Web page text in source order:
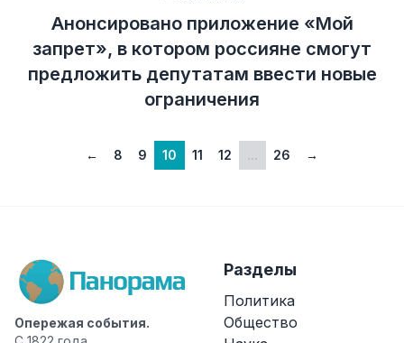
Анонсировано приложение «Мой
запрет», в котором россияне смогут
предложить депутатам ввести новые
ограничения
← 8 9 10 11 12 ... 26 →
Опережая события.
Разделы
Политика
Общество